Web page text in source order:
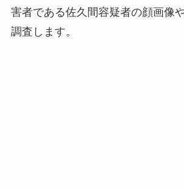
害者である佐久間容疑者の顔画像
調査します。